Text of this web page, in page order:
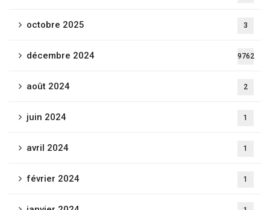
octobre 2025 3
décembre 2024 9762
août 2024 2
juin 2024 1
avril 2024 1
février 2024 1